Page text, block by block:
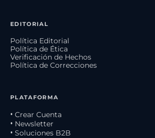
EDITORIAL
Política Editorial
Política de Ética
Verificación de Hechos
Política de Correcciones
PLATAFORMA
• Crear Cuenta
• Newsletter
• Soluciones B2B